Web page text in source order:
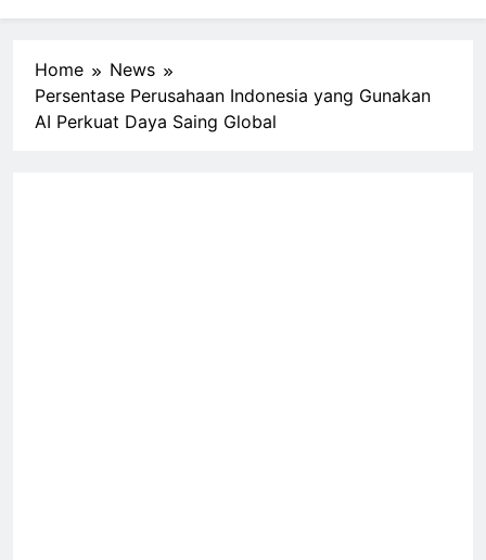
Home
News
Persentase Perusahaan Indonesia yang Gunakan
AI Perkuat Daya Saing Global